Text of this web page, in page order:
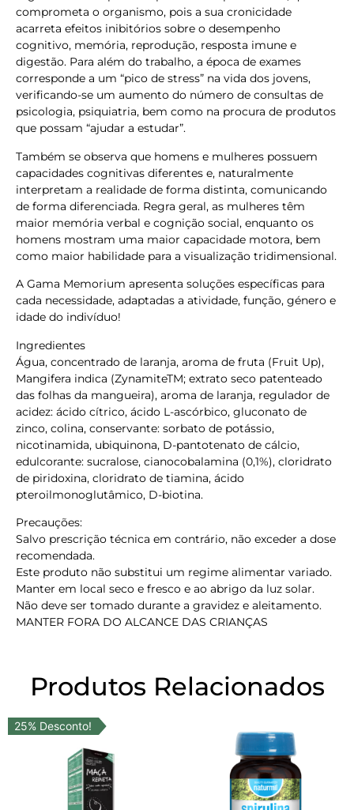
comprometa o organismo, pois a sua cronicidade
acarreta efeitos inibitórios sobre o desempenho
cognitivo, memória, reprodução, resposta imune e
digestão. Para além do trabalho, a época de exames
corresponde a um “pico de stress” na vida dos jovens,
verificando-se um aumento do número de consultas de
psicologia, psiquiatria, bem como na procura de produtos
que possam “ajudar a estudar”.
Também se observa que homens e mulheres possuem
capacidades cognitivas diferentes e, naturalmente
interpretam a realidade de forma distinta, comunicando
de forma diferenciada. Regra geral, as mulheres têm
maior memória verbal e cognição social, enquanto os
homens mostram uma maior capacidade motora, bem
como maior habilidade para a visualização tridimensional.
A Gama Memorium apresenta soluções específicas para
cada necessidade, adaptadas a atividade, função, género e
idade do indivíduo!
Ingredientes
Água, concentrado de laranja, aroma de fruta (Fruit Up),
Mangifera indica (ZynamiteTM; extrato seco patenteado
das folhas da mangueira), aroma de laranja, regulador de
acidez: ácido cítrico, ácido L-ascórbico, gluconato de
zinco, colina, conservante: sorbato de potássio,
nicotinamida, ubiquinona, D-pantotenato de cálcio,
edulcorante: sucralose, cianocobalamina (0,1%), cloridrato
de piridoxina, cloridrato de tiamina, ácido
pteroilmonoglutâmico, D-biotina.
Precauções:
Salvo prescrição técnica em contrário, não exceder a dose
recomendada.
Este produto não substitui um regime alimentar variado.
Manter em local seco e fresco e ao abrigo da luz solar.
Não deve ser tomado durante a gravidez e aleitamento.
MANTER FORA DO ALCANCE DAS CRIANÇAS
Produtos Relacionados
25% Desconto!